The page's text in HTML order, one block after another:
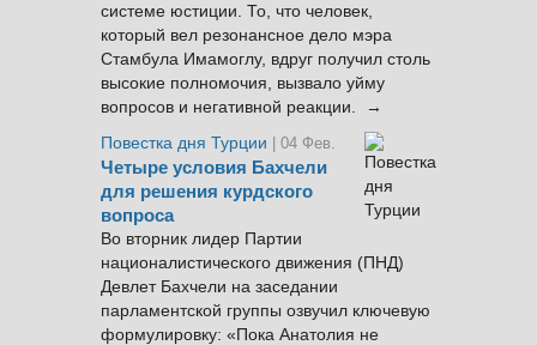
системе юстиции. То, что человек,
который вел резонансное дело мэра
Стамбула Имамоглу, вдруг получил столь
высокие полномочия, вызвало уйму
вопросов и негативной реакции. →
Повестка дня Турции
| 04 Фев.
Четыре условия Бахчели
для решения курдского
вопроса
Во вторник лидер Партии
националистического движения (ПНД)
Девлет Бахчели на заседании
парламентской группы озвучил ключевую
формулировку: «Пока Анатолия не